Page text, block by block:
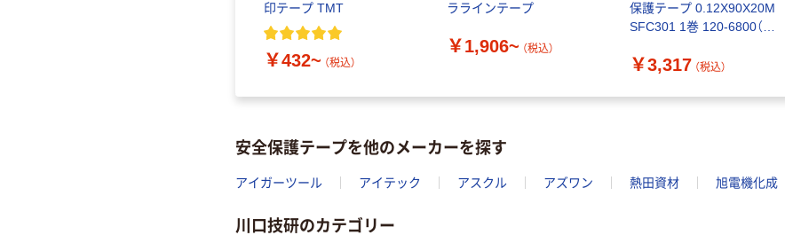
印テープ TMT
￥432~ （税込）
ララインテープ
￥1,906~ （税込）
保護テープ 0.12X90X20M
SFC301 1巻 120-6800（直
￥3,317 （税込）
安全保護テープを他のメーカーを探す
アイガーツール アイテック アスクル アズワン 熱田資材 旭電機化成
川口技研のカテゴリー